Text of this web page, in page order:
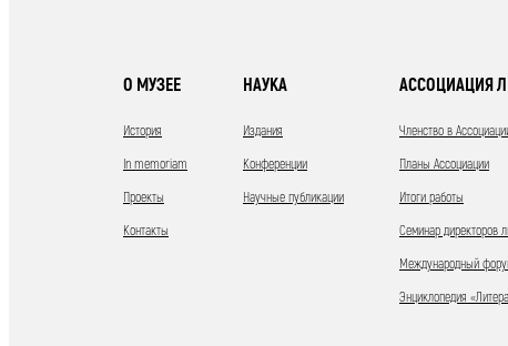
О МУЗЕЕ
История
In memoriam
Проекты
Контакты
НАУКА
Издания
Конференции
Научные публикации
АССОЦИАЦИЯ
Членство в
Планы Ассоциации
Итоги работы
Семинар директоров
Международный
Энциклопедия